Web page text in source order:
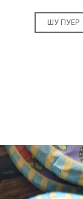
ШУ ПУЕР